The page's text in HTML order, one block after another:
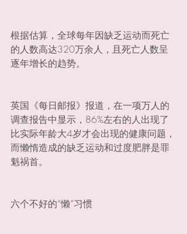
根据估算，全球每年因缺乏运动而死亡
的人数高达320万余人，且死亡人数呈
逐年增长的趋势。
英国《每日邮报》报道，在一项万人的
调查报告中显示，86%左右的人出现了
比实际年龄大4岁才会出现的健康问题，
而懒惰造成的缺乏运动和过度肥胖是罪
魁祸首。
六个不好的“懒”习惯